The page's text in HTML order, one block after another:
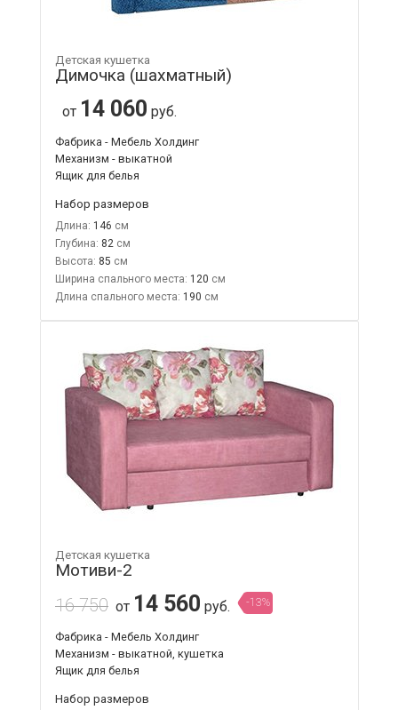
Детская кушетка
Димочка (шахматный)
от 14 060 руб.
Фабрика - Мебель Холдинг
Механизм - выкатной
Ящик для белья
Набор размеров
Длина: 146
Глубина: 82
Высота: 85
Ширина спального места: 120
Длина спального места: 190
Детская кушетка
Мотиви-2
16 750 от 14 560 руб. -13%
Фабрика - Мебель Холдинг
Механизм - выкатной, кушетка
Ящик для белья
Набор размеров